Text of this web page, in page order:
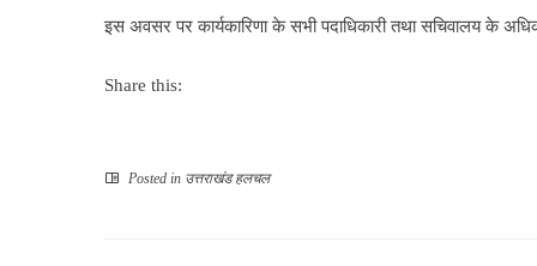
इस अवसर पर कार्यकारिणा के सभी पदाधिकारी तथा सचिवालय के
Share this:
Posted in उत्तराखंड हलचल